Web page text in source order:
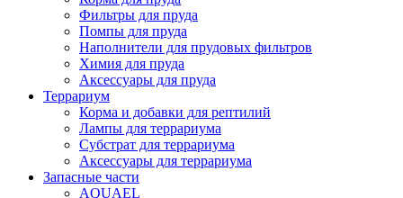
Фильтры для пруда
Помпы для пруда
Наполнители для прудовых фильтров
Химия для пруда
Аксессуары для пруда
Террариум
Корма и добавки для рептилий
Лампы для террариума
Субстрат для террариума
Аксессуары для террариума
Запасные части
AQUAEL